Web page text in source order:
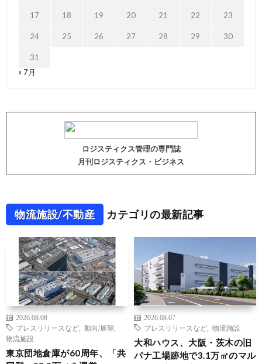
17 18 19 20 21 22 23
24 25 26 27 28 29 30
31
« 7月
ロジスティクス管理の専門誌
月刊ロジスティクス・ビジネス
物流施設/不動産 カテゴリの最新記事
2026.08.08
プレスリリースなど
動向/展望
物流施設
東京団地倉庫が60周年、「共
2026.08.07
プレスリリースなど
物流施設
大和ハウス、大阪・茨木の旧
パナ工場跡地で3.1万㎡のマル